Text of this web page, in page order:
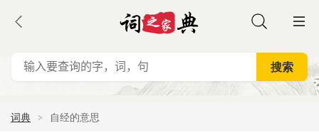
词典 自经的意思